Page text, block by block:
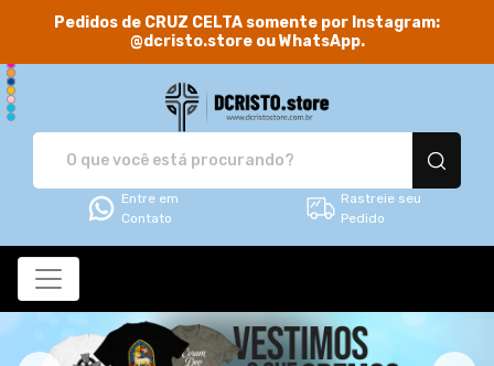
Pedidos de CRUZ CELTA somente por Instagram:
@dcristo.store ou WhatsApp.
Entre em
Contato
Rastreie seu
Pedido